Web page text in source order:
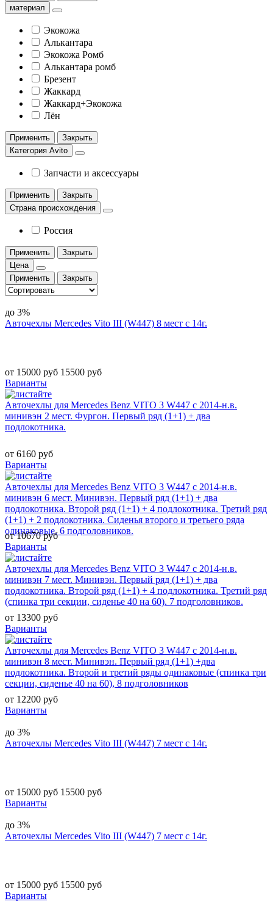
материал
Экокожа
Алькантара
Экокожа Ромб
Алькантара ромб
Брезент
Жаккард
Жаккард+Экокожа
Лён
Применить
Закрыть
Категория Avito
Запчасти и аксессуары
Применить
Закрыть
Страна происхождения
Россия
Применить
Закрыть
Цена
Применить
Закрыть
до 3%
Авточехлы Mercedes Vito III (W447) 8 мест с 14г.
от 15000 руб 15500 руб
Варианты
Авточехлы для Mercedes Benz VITO 3 W447 с 2014-н.в.
минивэн 2 мест. Фургон. Первый ряд (1+1) + два
подлокотника.
от 6160 руб
Варианты
Авточехлы для Mercedes Benz VITO 3 W447 с 2014-н.в.
минивэн 6 мест. Минивэн. Первый ряд (1+1) + два
подлокотника. Второй ряд (1+1) + 4 подлокотника. Третий ряд
(1+1) + 2 подлокотника. Сиденья второго и третьего ряда
одинаковые. 6 подголовников.
от 10670 руб
Варианты
Авточехлы для Mercedes Benz VITO 3 W447 с 2014-н.в.
минивэн 7 мест. Минивэн. Первый ряд (1+1) + два
подлокотника. Второй ряд (1+1) + 4 подлокотника. Третий ряд
(спинка три секции, сиденье 40 на 60). 7 подголовников.
от 13300 руб
Варианты
Авточехлы для Mercedes Benz VITO 3 W447 с 2014-н.в.
минивэн 8 мест. Минивэн. Первый ряд (1+1) +два
подлокотника. Второй и третий ряды одинаковые (спинка три
секции, сиденье 40 на 60), 8 подголовников
от 12200 руб
Варианты
до 3%
Авточехлы Mercedes Vito III (W447) 7 мест с 14г.
от 15000 руб 15500 руб
Варианты
до 3%
Авточехлы Mercedes Vito III (W447) 7 мест с 14г.
от 15000 руб 15500 руб
Варианты